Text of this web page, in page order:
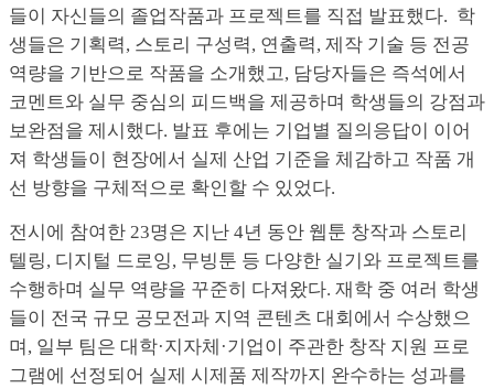
들이 자신들의 졸업작품과 프로젝트를 직접 발표했다. 학
생들은 기획력, 스토리 구성력, 연출력, 제작 기술 등 전공
역량을 기반으로 작품을 소개했고, 담당자들은 즉석에서
코멘트와 실무 중심의 피드백을 제공하며 학생들의 강점과
보완점을 제시했다. 발표 후에는 기업별 질의응답이 이어
져 학생들이 현장에서 실제 산업 기준을 체감하고 작품 개
선 방향을 구체적으로 확인할 수 있었다.
전시에 참여한 23명은 지난 4년 동안 웹툰 창작과 스토리
텔링, 디지털 드로잉, 무빙툰 등 다양한 실기와 프로젝트를
수행하며 실무 역량을 꾸준히 다져왔다. 재학 중 여러 학생
들이 전국 규모 공모전과 지역 콘텐츠 대회에서 수상했으
며, 일부 팀은 대학·지자체·기업이 주관한 창작 지원 프로
그램에 선정되어 실제 시제품 제작까지 완수하는 성과를